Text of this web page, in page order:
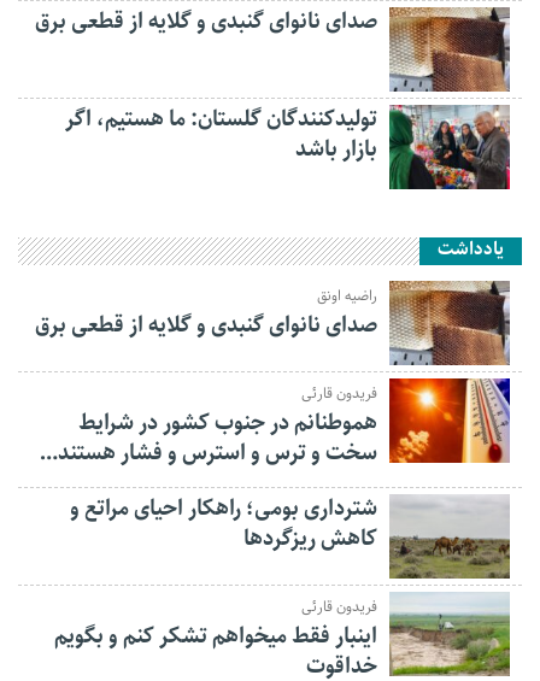
صدای نانوای گنبدی و گلایه از قطعی برق
تولیدکنندگان گلستان: ما هستیم، اگر
بازار باشد
یادداشت
راضیه اونق
صدای نانوای گنبدی و گلایه از قطعی برق
فریدون قارئی
هموطنانم در جنوب کشور در شرایط
سخت و ترس و استرس و فشار هستند…
شترداری بومی؛ راهکار احیای مراتع و
کاهش ریزگردها
فریدون قارئی
اینبار فقط میخواهم تشکر کنم و بگویم
خداقوت